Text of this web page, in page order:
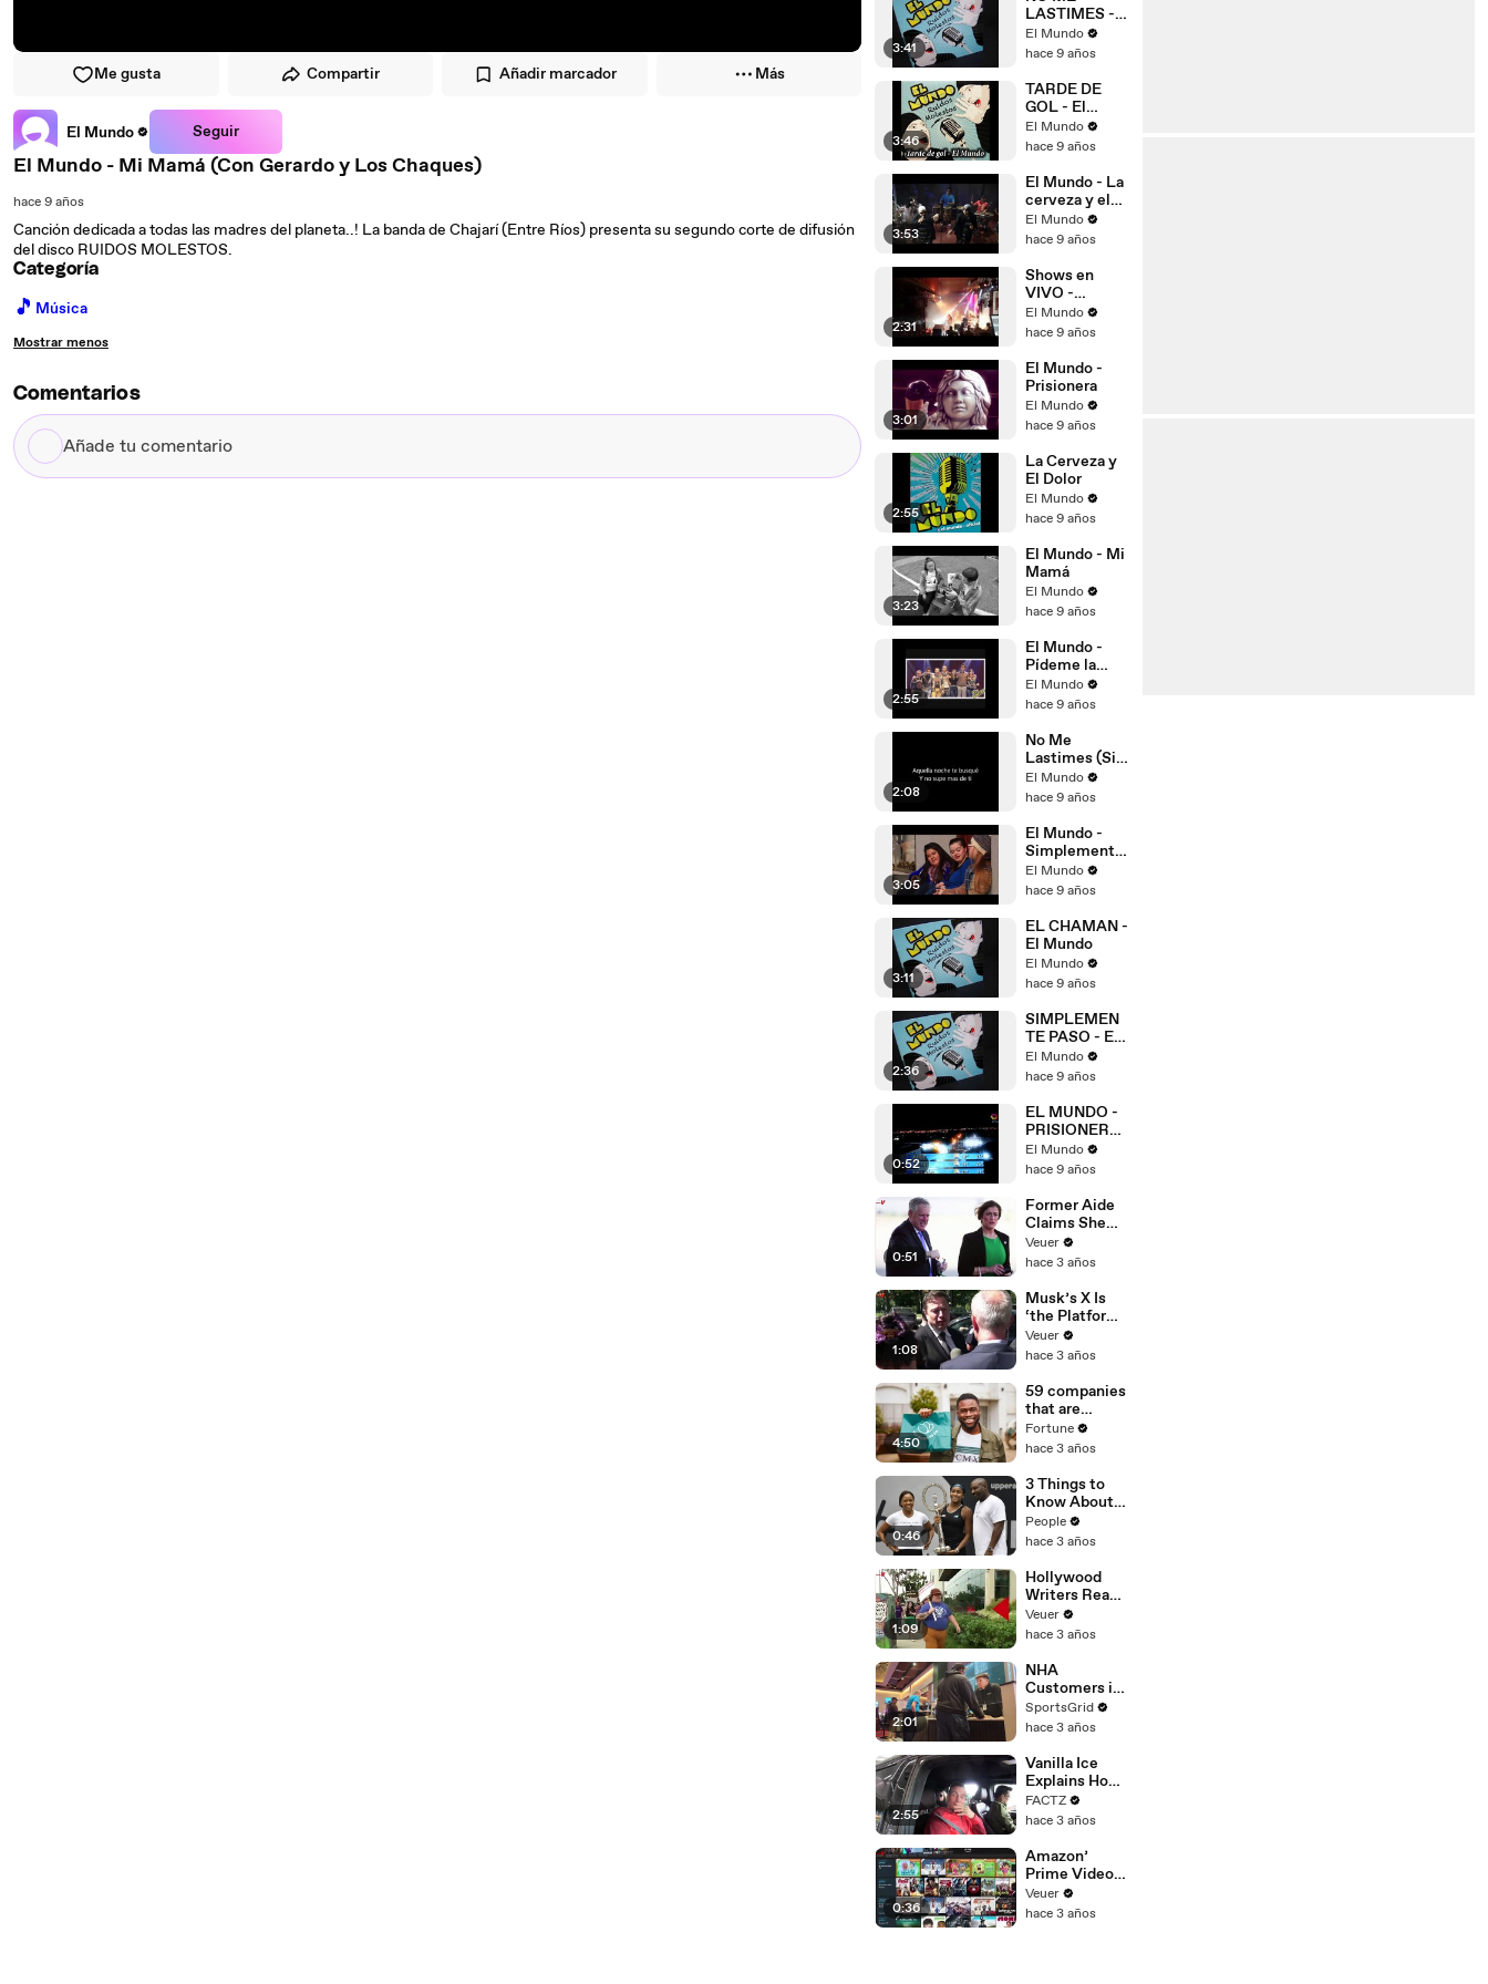
Me gusta Compartir Añadir marcador Más
El Mundo Seguir
El Mundo - Mi Mamá (Con Gerardo y Los Chaques)
hace 9 años
Canción dedicada a todas las madres del planeta..! La banda de Chajarí (Entre Ríos) presenta su segundo corte de difusión
del disco RUIDOS MOLESTOS.
Categoría
🎵 Música
Mostrar menos
Comentarios
Añade
tu
3:41
LASTIMES -
El Mundo
El Mundo
hace 9 años
3:46
TARDE DE
GOL - El
Mundo
El Mundo
hace 9 años
3:53
El Mundo - La
cerveza y el
dolor
El Mundo
hace 9 años
2:31
Shows en
VIVO -
Contratacione
s - El Mundo
El Mundo
hace 9 años
3:01
El Mundo -
Prisionera
El Mundo
hace 9 años
2:55
La Cerveza y
El Dolor
El Mundo
hace 9 años
3:23
El Mundo - Mi
Mamá
El Mundo
hace 9 años
2:55
El Mundo -
Pídeme la
Luna
El Mundo
hace 9 años
2:08
No Me
Lastimes (Sin
Voz)
El Mundo
hace 9 años
3:05
El Mundo -
Simplemente
Paso (LA
CIUDAD MAS
MUNDO)
El Mundo
hace 9 años
3:11
EL CHAMAN -
El Mundo
El Mundo
hace 9 años
2:36
SIMPLEMEN
TE PASO - El
Mundo
El Mundo
hace 9 años
0:52
EL MUNDO -
PRISIONERA
SONANDO EN
CANAL 13
El Mundo
hace 9 años
0:51
Former Aide
Claims She
Was Asked to
Make a ‘Hit
Trump
Veuer
hace 3 años
1:08
Musk’s X Is
‘the Platform
With the
Largest Ratio
Misinformatio
n or
Disinformatio
n’ Amongst
All Social
Media
Platforms
Veuer
hace 3 años
4:50
59 companies
that are
changing the
world: From
Chobani
Fortune
hace 3 años
0:46
3 Things to
Know About
Coco Gauff's
Parents
People
hace 3 años
1:09
Hollywood
Writers Reach
‘Tentative
Agreement’
After 146 Day
Strike
Veuer
hace 3 años
2:01
NHA
Customers in
Limbo as
Company
Potential
Merger
SportsGrid
hace 3 años
2:55
Vanilla Ice
Explains How
the 90’s
Shaped
FACTZ
hace 3 años
0:36
Amazon’
Prime Video
Will Show
Commercials
Veuer
hace 3 años